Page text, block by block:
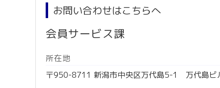
お問い合わせはこちらへ
会員サービス課
所在地
〒950-8711 新潟市中央区万代島5-1 万代島ビ